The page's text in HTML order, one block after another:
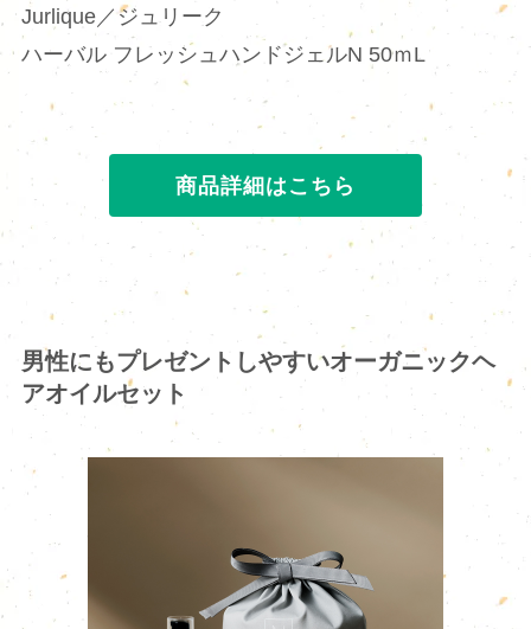
Jurlique／ジュリーク
ハーバル フレッシュハンドジェルN 50ｍL
商品詳細はこちら
男性にもプレゼントしやすいオーガニックヘ
アオイルセット